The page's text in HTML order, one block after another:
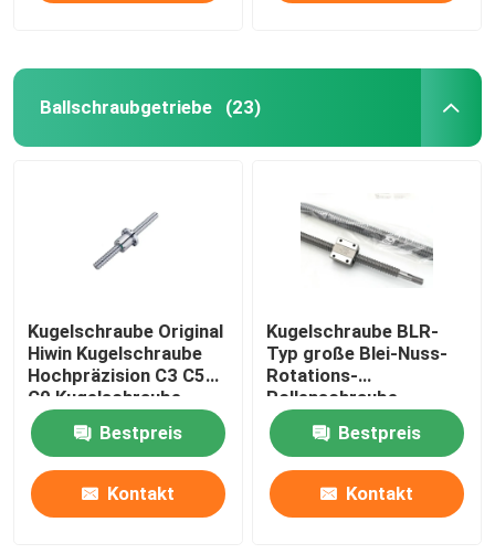
Ballschraubgetriebe (23)
Kugelschraube Original
Hiwin Kugelschraube
Hochpräzision C3 C5
C0 Kugelschraube
Bestpreis
Kontakt
Kugelschraube BLR-
Typ große Blei-Nuss-
Rotations-
Rollenschraube,
Präzisions-
Kugelschraube und
Rollschraube.
Bestpreis
Kontakt